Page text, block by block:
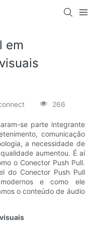
em
266
se parte integrante
comunicação
a necessidade de
aumentou. É aí
o Conector Push Pull.
do Conector Push Pull
e como ele
o conteúdo de áudio